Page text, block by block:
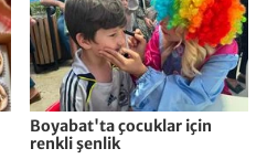
Boyabat'ta çocuklar için
renkli şenlik